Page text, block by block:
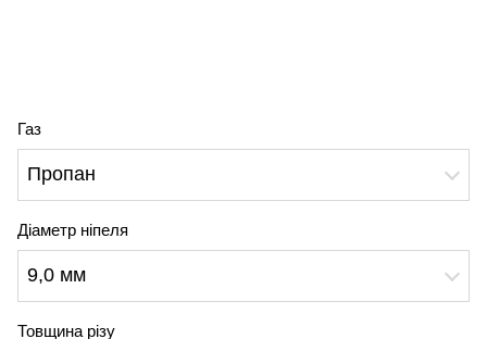
Газ
Пропан
Діаметр ніпеля
9,0 мм
Товщина різу